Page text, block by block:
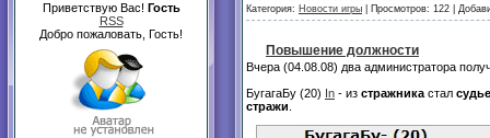
Приветствую Вас! Гость
RSS
Добро пожаловать, Гость!
Категория: Новости игры | Просмотров: 122 |
Повышение должности
Вчера (04.08.08) два администратора
БугагаБу (20) In - из стражника стал
стражи